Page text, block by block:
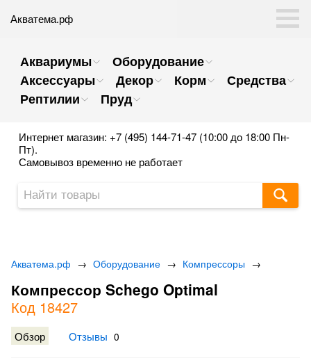
Акватема.рф
Аквариумы
Оборудование
Аксессуары
Декор Корм
Средства
Рептилии
Пруд
Интернет магазин: +7 (495) 144-71-47 (10:00 до 18:00 Пн-
Пт).
Самовывоз временно не работает
Акватема.рф → Оборудование → Компрессоры →
Компрессор Schego Optimal
Код 18427
Обзор Отзывы 0